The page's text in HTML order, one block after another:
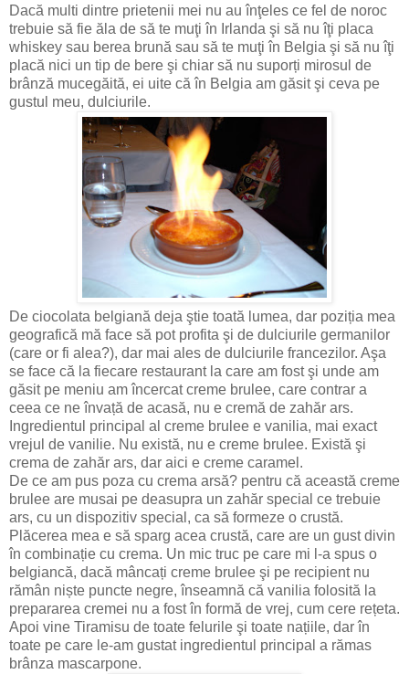
Dacă multi dintre prietenii mei nu au înţeles ce fel de noroc
trebuie să fie ăla de să te muţi în Irlanda şi să nu îţi placa
whiskey sau berea brună sau să te muţi în Belgia şi să nu îţi
placă nici un tip de bere şi chiar să nu suporți mirosul de
brânză mucegăită, ei uite că în Belgia am găsit şi ceva pe
gustul meu, dulciurile.
De ciocolata belgiană deja ştie toată lumea, dar poziția mea
geografică mă face să pot profita şi de dulciurile germanilor
(care or fi alea?), dar mai ales de dulciurile francezilor. Aşa
se face că la fiecare restaurant la care am fost şi unde am
găsit pe meniu am încercat creme brulee, care contrar a
ceea ce ne învață de acasă, nu e cremă de zahăr ars.
Ingredientul principal al creme brulee e vanilia, mai exact
vrejul de vanilie. Nu există, nu e creme brulee. Există şi
crema de zahăr ars, dar aici e creme caramel.
De ce am pus poza cu crema arsă? pentru că această creme
brulee are musai pe deasupra un zahăr special ce trebuie
ars, cu un dispozitiv special, ca să formeze o crustă.
Plăcerea mea e să sparg acea crustă, care are un gust divin
în combinație cu crema. Un mic truc pe care mi l-a spus o
belgiancă, dacă mâncați creme brulee şi pe recipient nu
rămân niște puncte negre, înseamnă că vanilia folosită la
prepararea cremei nu a fost în formă de vrej, cum cere rețeta.
Apoi vine Tiramisu de toate felurile şi toate națiile, dar în
toate pe care le-am gustat ingredientul principal a rămas
brânza mascarpone.